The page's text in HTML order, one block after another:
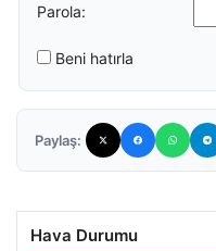
Parola:
Beni hatırla
Paylaş:
Hava Durumu